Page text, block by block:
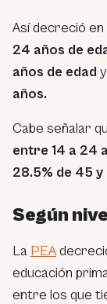
Así decreció en
24 años de
años de edad
años.
Cabe señalar
entre 14 a 24
28.5% de 45 y
Según
La PEA
educación
entre los que